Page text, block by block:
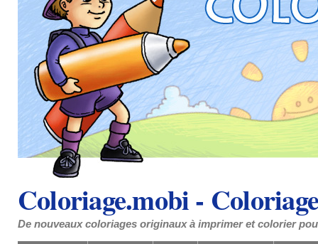
Coloriage.mobi -
De nouveaux coloriages originaux à imprimer et colorier